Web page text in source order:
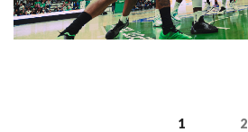
Page
1 Page2